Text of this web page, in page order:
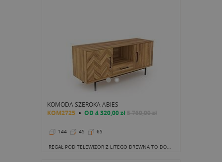
KOMODA SZEROKA ABIES
KOM2725 OD 4 320,00 zł5 760,00 zł
144 45 65
REGAŁ POD TELEWIZOR Z LITEGO DREWNA TO DOBRA INWESTYCJA NIE TYLKO ZE WZGLĘDU NA NIEPODWAŻALNIE PIĘKNY WYGLĄD.